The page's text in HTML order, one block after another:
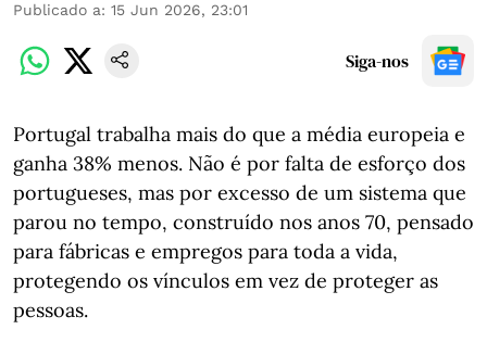
Publicado a: 15 Jun 2026, 23:01
Siga-nos
Portugal trabalha mais do que a média europeia e
ganha 38% menos. Não é por falta de esforço dos
portugueses, mas por excesso de um sistema que
parou no tempo, construído nos anos 70, pensado
para fábricas e empregos para toda a vida,
protegendo os vínculos em vez de proteger as
pessoas.